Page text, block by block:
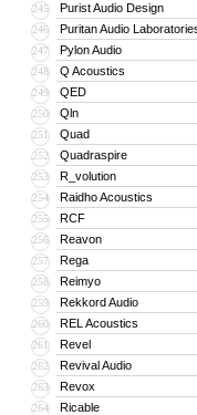
245 Purist Audio Design
246 Puritan Audio
247 Pylon Audio
248 Q Acoustics
249 QED
250 Qln
251 Quad
252 Quadraspire
253 R_volution
254 Raidho Acoustics
255 RCF
256 Reavon
257 Rega
258 Reimyo
259 Rekkord Audio
260 REL Acoustics
261 Revel
262 Revival Audio
263 Revox
264 Ricable